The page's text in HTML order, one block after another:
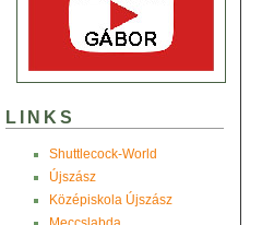
LINKS
Shuttlecock-World
Újszász
Középiskola Újszász